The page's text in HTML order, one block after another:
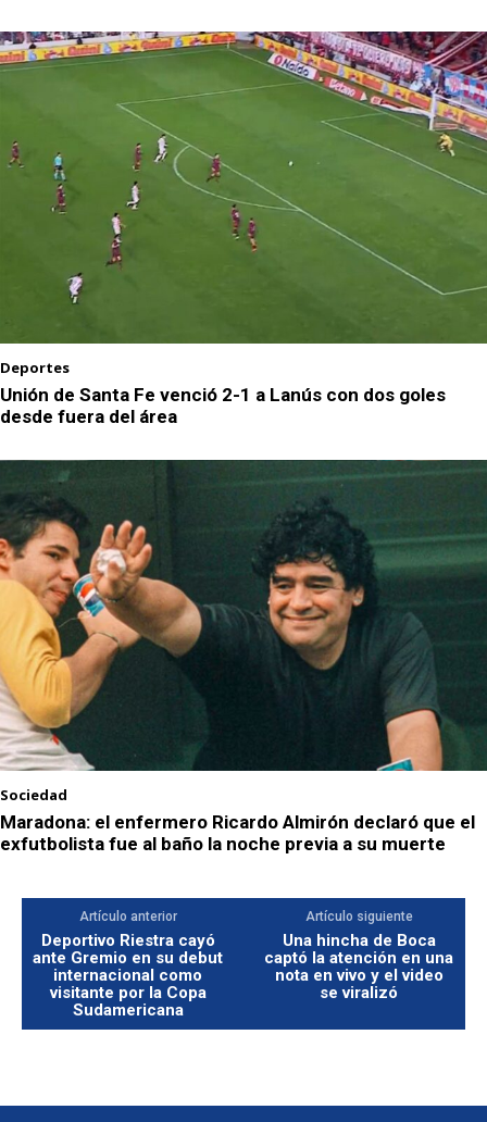
Deportes
Unión de Santa Fe venció 2-1 a Lanús con dos goles
desde fuera del área
Sociedad
Maradona: el enfermero Ricardo Almirón declaró que el
exfutbolista fue al baño la noche previa a su muerte
Artículo anterior
Deportivo Riestra cayó
ante Gremio en su debut
internacional como
visitante por la Copa
Sudamericana
Artículo siguiente
Una hincha de Boca
captó la atención en una
nota en vivo y el video
se viralizó